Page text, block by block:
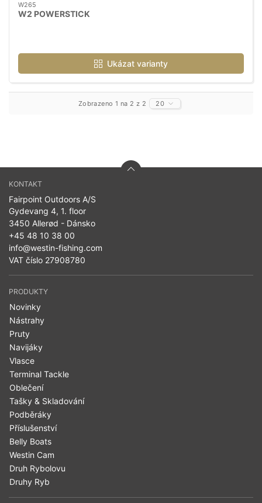
W265
W2 POWERSTICK
Ukázat varianty
Zobrazeno 1 na 2 z 2 20
KONTAKT
Fairpoint Outdoors A/S
Gydevang 4, 1. floor
3450 Allerød - Dánsko
+45 48 10 38 00
info@westin-fishing.com
VAT číslo 27908780
PRODUKTY
Novinky
Nástrahy
Pruty
Navijáky
Vlasce
Terminal Tackle
Oblečení
Tašky & Skladování
Podběráky
Příslušenství
Belly Boats
Westin Cam
Druh Rybolovu
Druhy Ryb